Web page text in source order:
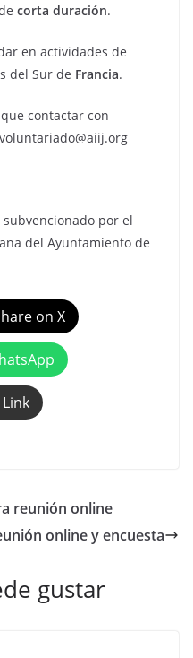
corta duración.
en actividades de
del Sur de Francia.
contactar con
por el
del Ayuntamiento de
on X
reunión online
online y encuesta
gustar